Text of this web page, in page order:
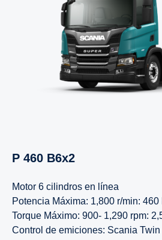
P 460 B6x2
Motor 6 cilindros en línea
Potencia Máxima: 1,800 r/min: 460
Torque Máximo: 900- 1,290 rpm:
Control de emiciones: Scania